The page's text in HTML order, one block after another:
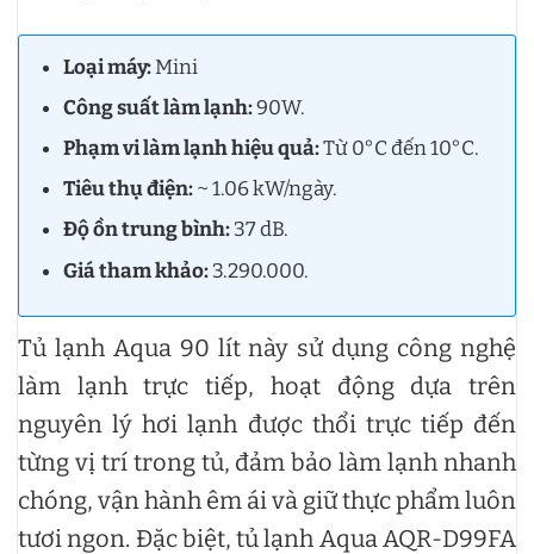
Loại máy:Mini
Công suất làm lạnh:90W.
Phạm vi làm lạnh hiệu quả:Từ 0°C đến 10°C.
Tiêu thụ điện:~ 1.06 kW/ngày.
Độ ồn trung bình:37 dB.
Giá tham khảo:3.290.000.
Tủ lạnh Aqua 90 lít này sử dụng công nghệ
làm lạnh trực tiếp, hoạt động dựa trên
nguyên lý hơi lạnh được thổi trực tiếp đến
từng vị trí trong tủ, đảm bảo làm lạnh nhanh
chóng, vận hành êm ái và giữ thực phẩm luôn
tươi ngon. Đặc biệt, tủ lạnh Aqua AQR-D99FA